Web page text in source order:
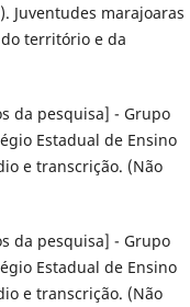
Juventudes marajoaras
território e da
da pesquisa] - Grupo
Estadual de Ensino
e transcrição. (Não
da pesquisa] - Grupo
Estadual de Ensino
e transcrição. (Não